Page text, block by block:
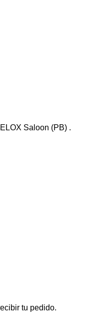
Saloon (PB) .
tu pedido.